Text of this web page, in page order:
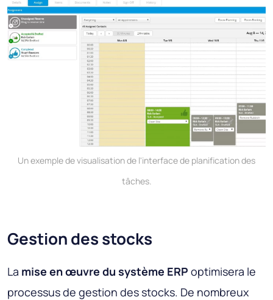
Un exemple de visualisation de l'interface de planification des
tâches.
Gestion des stocks
La mise en œuvre du système ERP optimisera le
processus de gestion des stocks. De nombreux